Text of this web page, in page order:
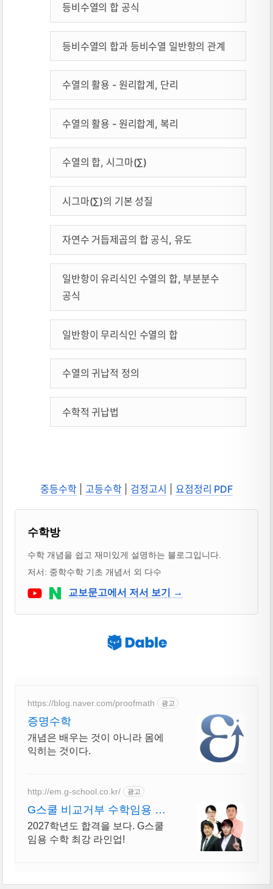
등비수열의 합 공식
등비수열의 합과 등비수열 일반항의 관계
수열의 활용 - 원리합계, 단리
수열의 활용 - 원리합계, 복리
수열의 합, 시그마(∑)
시그마(∑)의 기본 성질
자연수 거듭제곱의 합 공식, 유도
일반항이 유리식인 수열의 합, 부분분수
공식
일반항이 무리식인 수열의 합
수열의 귀납적 정의
수학적 귀납법
중등수학 고등수학 검정고시 요점정리 PDF
블로거 & 출판 교재 소개
수학방
수학 개념을 쉽고 재미있게 설명하는 블로그입니다.
저서: 중학수학 기초 개념서 외 다수
Youtube네이버 블로그
교보문고에서 저서 보기 →
https://blog.naver.com/proofmath 광고
증명수학
개념은 배우는 것이 아니라 몸에
익히는 것이다.
http://em.g-school.co.kr/ 광고
G스쿨 비교거부 수학임용 임
용 수학의 절대강자!
2027학년도 합격을 보다. G스쿨
임용 수학 최강 라인업!